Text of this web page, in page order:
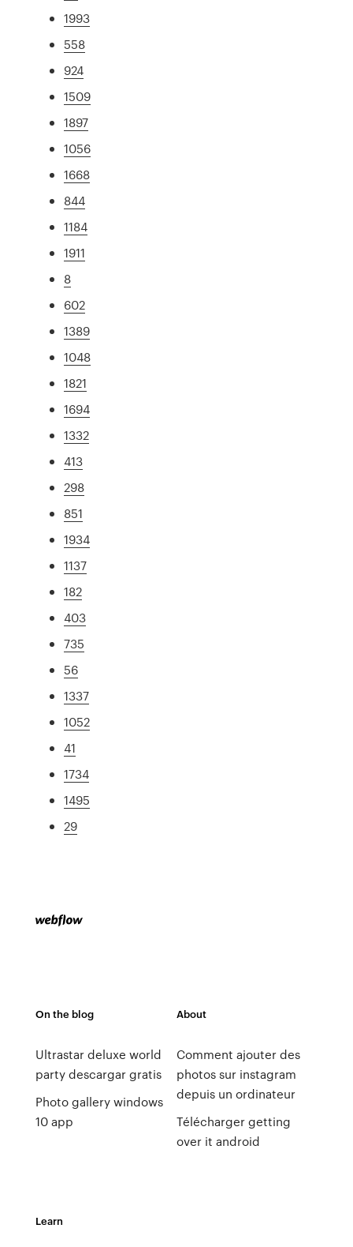
1993
558
924
1509
1897
1056
1668
844
1184
1911
8
602
1389
1048
1821
1694
1332
413
298
851
1934
1137
182
403
735
56
1337
1052
41
1734
1495
29
On the blog
Ultrastar deluxe world
party descargar gratis
Photo gallery windows
10 app
About
Comment ajouter des
photos sur instagram
depuis un ordinateur
Télécharger getting
over it android
Learn